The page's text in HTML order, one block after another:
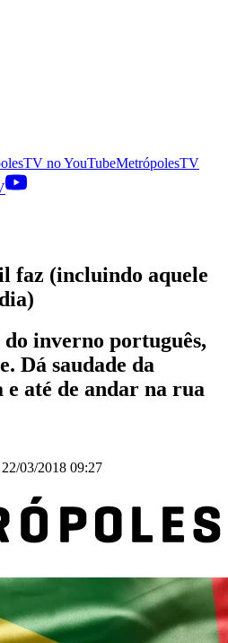
noYouTubeMetrópolesTV
faz (incluindo aquele
do inverno português,
Dá saudade da
e até de andar na rua
22/03/2018 09:27